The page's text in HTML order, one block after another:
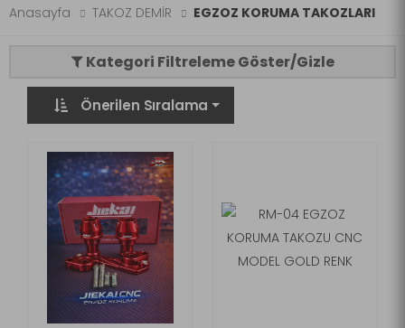
Anasayfa TAKOZ DEMİR EGZOZ KORUMA TAKOZLARI
Kategori Filtreleme Göster/Gizle
Önerilen Sıralama